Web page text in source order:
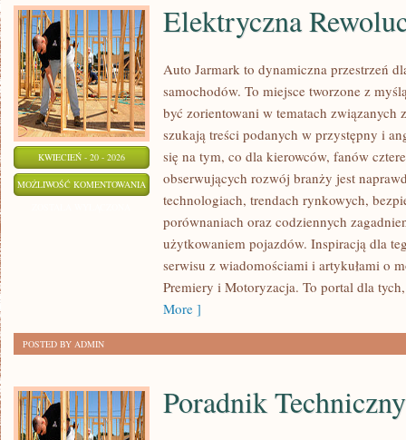
KWIECIEŃ - 20 - 2026
MOŻLIWOŚĆ KOMENTOWANIA ELEKTRYCZNA
REWOLUCJA
Elektryczna
Auto Jarmark to dynamiczna przestrzeń
samochodów. To miejsce tworzone z
być zorientowani w tematach związanych
szukają treści podanych w przystępny i
się na tym, co dla kierowców, fanów
obserwujących rozwój branży jest
technologiach, trendach rynkowych,
porównaniach oraz codziennych
użytkowaniem pojazdów. Inspiracją dla
serwisu z wiadomościami i artykułami o
Premiery i Motoryzacja. To portal dla
More ]
POSTED BY ADMIN
Poradnik Techniczny